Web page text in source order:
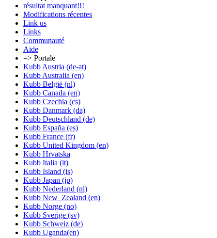
résultat manquant!!!
Modifications récentes
Link us
Links
Communauté
Aide
=> Portale
Kubb Austria (de-at)
Kubb Australia (en)
Kubb België (nl)
Kubb Canada (en)
Kubb Czechia (cs)
Kubb Danmark (da)
Kubb Deutschland (de)
Kubb España (es)
Kubb France (fr)
Kubb United Kingdom (en)
Kubb Hrvatska
Kubb Italia (it)
Kubb Island (is)
Kubb Japan (jp)
Kubb Nederland (nl)
Kubb New_Zealand (en)
Kubb Norge (no)
Kubb Sverige (sv)
Kubb Schweiz (de)
Kubb Uganda(en)